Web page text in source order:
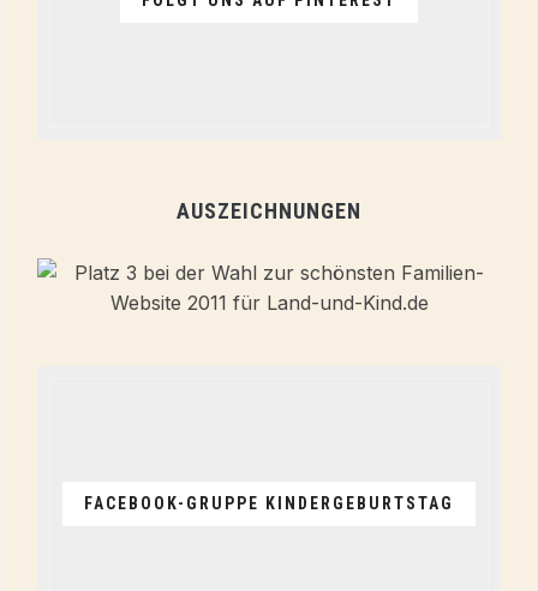
AUSZEICHNUNGEN
FACEBOOK-GRUPPE KINDERGEBURTSTAG